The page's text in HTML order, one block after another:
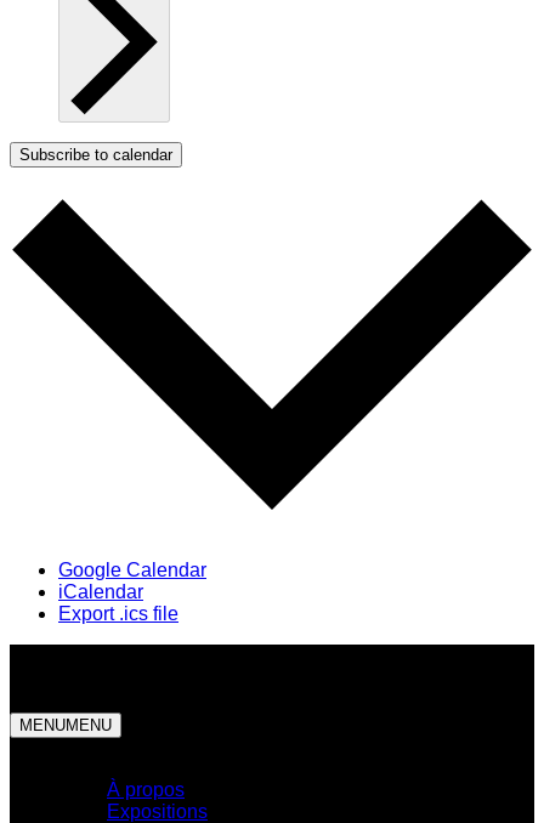
Subscribe to calendar
Google Calendar
iCalendar
Export .ics file
MENUMENU
À propos
Expositions